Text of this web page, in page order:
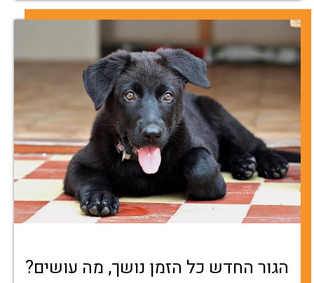
הגור החדש כל הזמן נושך, מה עושים?